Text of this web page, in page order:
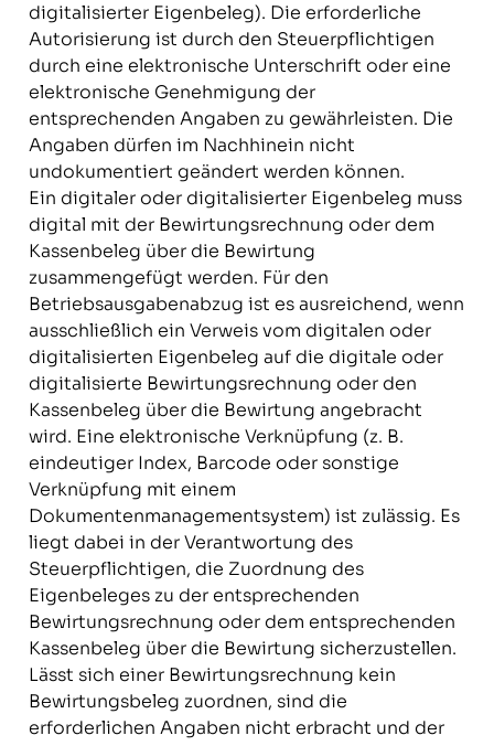
digitalisierter Eigenbeleg). Die erforderliche
Autorisierung ist durch den Steuerpflichtigen
durch eine elektronische Unterschrift oder eine
elektronische Genehmigung der
entsprechenden Angaben zu gewährleisten. Die
Angaben dürfen im Nachhinein nicht
undokumentiert geändert werden können.
Ein digitaler oder digitalisierter Eigenbeleg muss
digital mit der Bewirtungsrechnung oder dem
Kassenbeleg über die Bewirtung
zusammengefügt werden. Für den
Betriebsausgabenabzug ist es ausreichend, wenn
ausschließlich ein Verweis vom digitalen oder
digitalisierten Eigenbeleg auf die digitale oder
digitalisierte Bewirtungsrechnung oder den
Kassenbeleg über die Bewirtung angebracht
wird. Eine elektronische Verknüpfung (z. B.
eindeutiger Index, Barcode oder sonstige
Verknüpfung mit einem
Dokumentenmanagementsystem) ist zulässig. Es
liegt dabei in der Verantwortung des
Steuerpflichtigen, die Zuordnung des
Eigenbeleges zu der entsprechenden
Bewirtungsrechnung oder dem entsprechenden
Kassenbeleg über die Bewirtung sicherzustellen.
Lässt sich einer Bewirtungsrechnung kein
Bewirtungsbeleg zuordnen, sind die
erforderlichen Angaben nicht erbracht und der